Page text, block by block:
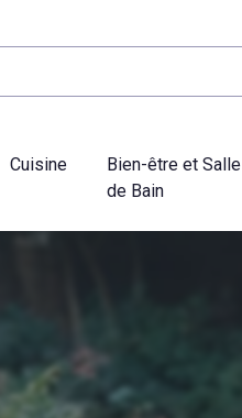
Cuisine
Bien-être et Salle
de Bain